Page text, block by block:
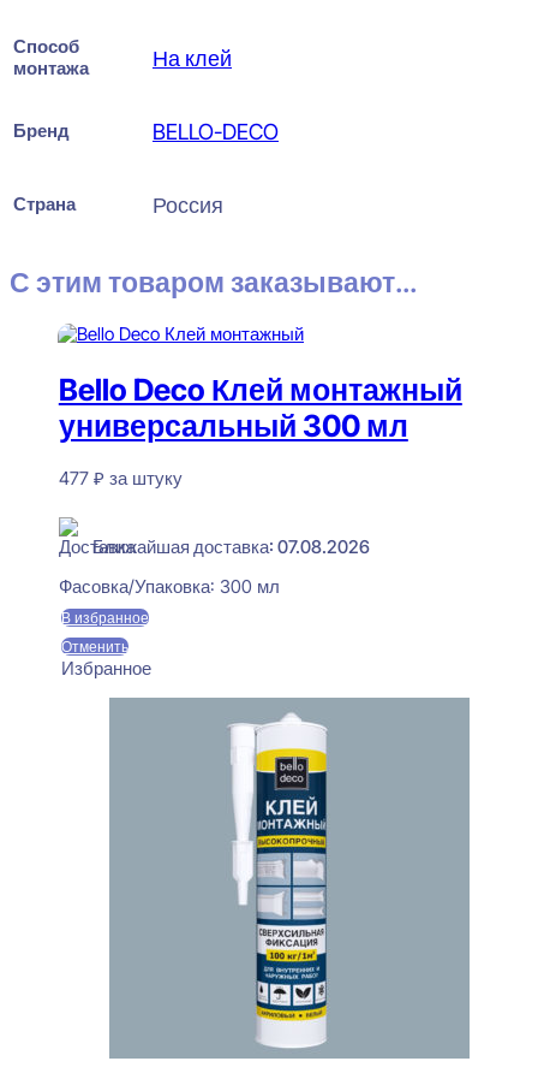
Способ
монтажа
На клей
Бренд BELLO-DECO
Страна Россия
С этим товаром заказывают...
Bello Deco Клей монтажный
универсальный 300 мл
477 ₽ за штуку
Ближайшая доставка: 07.08.2026
Фасовка/Упаковка: 300 мл
В избранное
Отменить
Избранное